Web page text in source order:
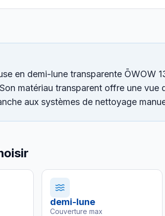
en demi-lune transparente ŌWOW
matériau transparent offre une
aux systèmes de nettoyage
demi-lune
Couverture max